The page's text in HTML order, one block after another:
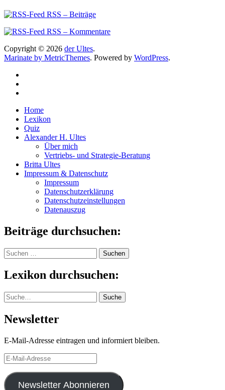
RSS – Beiträge
RSS – Kommentare
Copyright © 2026 der Ultes.
Marinate by MetricThemes. Powered by WordPress.
Home
Lexikon
Quiz
Alexander H. Ultes
Über mich
Vertriebs- und Strategie-Beratung
Britta Ultes
Impressum & Datenschutz
Impressum
Datenschutzerklärung
Datenschutzeinstellungen
Datenauszug
Beiträge durchsuchen:
Suchen
nach:
Lexikon durchsuchen:
Suche Suche
Newsletter
E-Mail-Adresse eintragen und informiert bleiben.
E-
Mail-
Adresse
Newsletter Abonnieren